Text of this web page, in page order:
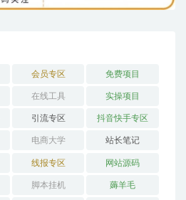
会员专区 免费项目
在线工具 实操项目
引流专区 抖音快手专区
电商大学 站长笔记
线报专区 网站源码
脚本挂机 薅羊毛